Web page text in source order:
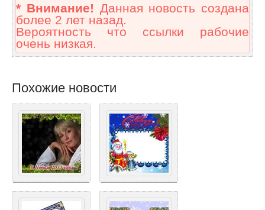
* Внимание! Данная новость создана
более 2 лет назад.
Вероятность что ссылки рабочие
очень низкая.
Похожие новости